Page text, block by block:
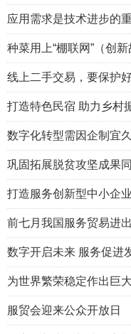
应用需求是技术进步的
种菜用上“棚联网”（创新
线上二手交易，要保护
打造特色民宿 助力乡村
数字化转型需因企制宜
巩固拓展脱贫攻坚成果
打造服务创新型中小企
前七月我国服务贸易进
数字开启未来 服务促进
为世界繁荣稳定作出巨
服贸会迎来公众开放日